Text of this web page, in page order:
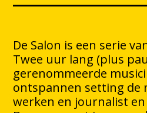
De Salon is een serie
Twee uur lang (plus
gerenommeerde
ontspannen setting de
werken en journalist